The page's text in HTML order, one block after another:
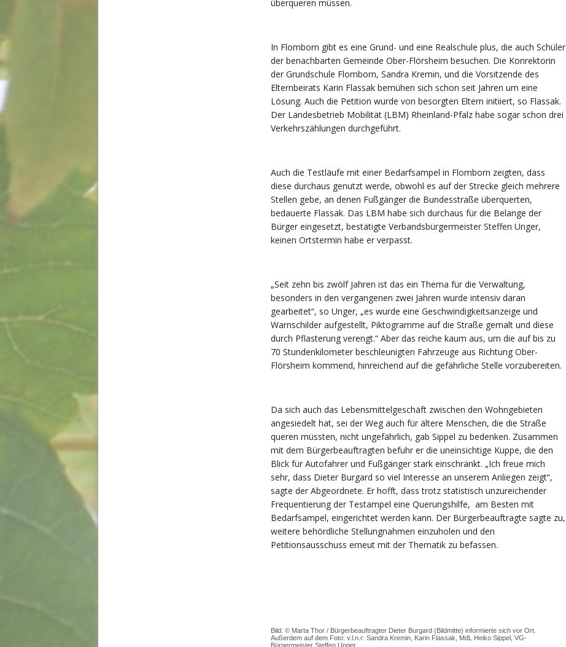
überqueren müssen.
In Flomborn gibt es eine Grund- und eine Realschule plus, die auch Schüler
der benachbarten Gemeinde Ober-Flörsheim besuchen. Die Konrektorin
der Grundschule Flomborn, Sandra Kremin, und die Vorsitzende des
Elternbeirats Karin Flassak bemühen sich schon seit Jahren um eine
Lösung. Auch die Petition wurde von besorgten Eltern initiiert, so Flassak.
Der Landesbetrieb Mobilität (LBM) Rheinland-Pfalz habe sogar schon drei
Verkehrszählungen durchgeführt.
Auch die Testläufe mit einer Bedarfsampel in Flomborn zeigten, dass
diese durchaus genutzt werde, obwohl es auf der Strecke gleich mehrere
Stellen gebe, an denen Fußgänger die Bundesstraße überquerten,
bedauerte Flassak. Das LBM habe sich durchaus für die Belange der
Bürger eingesetzt, bestätigte Verbandsbürgermeister Steffen Unger,
keinen Ortstermin habe er verpasst.
„Seit zehn bis zwölf Jahren ist das ein Thema für die Verwaltung,
besonders in den vergangenen zwei Jahren wurde intensiv daran
gearbeitet“, so Unger, „es wurde eine Geschwindigkeitsanzeige und
Warnschilder aufgestellt, Piktogramme auf die Straße gemalt und diese
durch Pflasterung verengt.“ Aber das reiche kaum aus, um die auf bis zu
70 Stundenkilometer beschleunigten Fahrzeuge aus Richtung Ober-
Flörsheim kommend, hinreichend auf die gefährliche Stelle vorzubereiten.
Da sich auch das Lebensmittelgeschäft zwischen den Wohngebieten
angesiedelt hat, sei der Weg auch für ältere Menschen, die die Straße
queren müssten, nicht ungefährlich, gab Sippel zu bedenken. Zusammen
mit dem Bürgerbeauftragten befuhr er die uneinsichtige Kuppe, die den
Blick für Autofahrer und Fußgänger stark einschränkt. „Ich freue mich
sehr, dass Dieter Burgard so viel Interesse an unserem Anliegen zeigt“,
sagte der Abgeordnete. Er hofft, dass trotz statistisch unzureichender
Frequentierung der Testampel eine Querungshilfe, am Besten mit
Bedarfsampel, eingerichtet werden kann. Der Bürgerbeauftragte sagte zu,
weitere behördliche Stellungnahmen einzuholen und den
Petitionsausschuss erneut mit der Thematik zu befassen.
Bild: © Marta Thor / Bürgerbeauftragter Dieter Burgard (Bildmitte) informierte sich vor Ort.
Außerdem auf dem Foto: v.l.n.r: Sandra Kremin, Karin Flassak, MdL Heiko Sippel, VG-
Bürgermeister Steffen Unger